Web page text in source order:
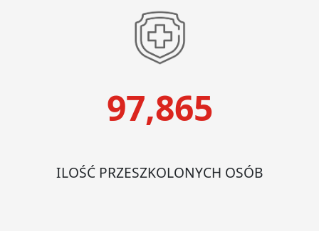
97,865
ILOŚĆ PRZESZKOLONYCH OSÓB